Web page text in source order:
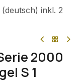
inkl. 2
2000
S 1